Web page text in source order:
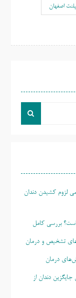
اصفهان
لزوم کشیدن دندان
است؟ بررسی کامل
تشخیص و درمان
درمان
جایگزین دندان از